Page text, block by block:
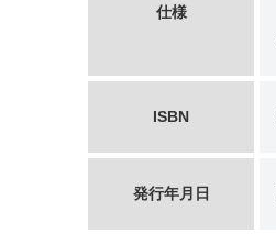
仕様
ISBN
発行年月日